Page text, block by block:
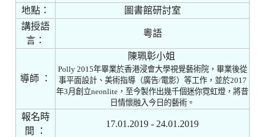
地點：
圖書館研討室
講授語
言：
粵語
導師 ：
陳珮彰小姐
Polly 2015年畢業於香港浸會大學視覺藝術院，畢業後從
事平面設計、美術指導（廣告/電影）等工作，並於2017
年3月創立neonlite，至今製作出幾千個迷你霓虹燈，將昔
日情懷融入今日的藝術。
報名時
間
：
17.01.2019 - 24.01.2019